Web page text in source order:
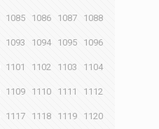
1085 1086 1087 1088
1093 1094 1095 1096
1101 1102 1103 1104
1109 1110 1111 1112
1117 1118 1119 1120